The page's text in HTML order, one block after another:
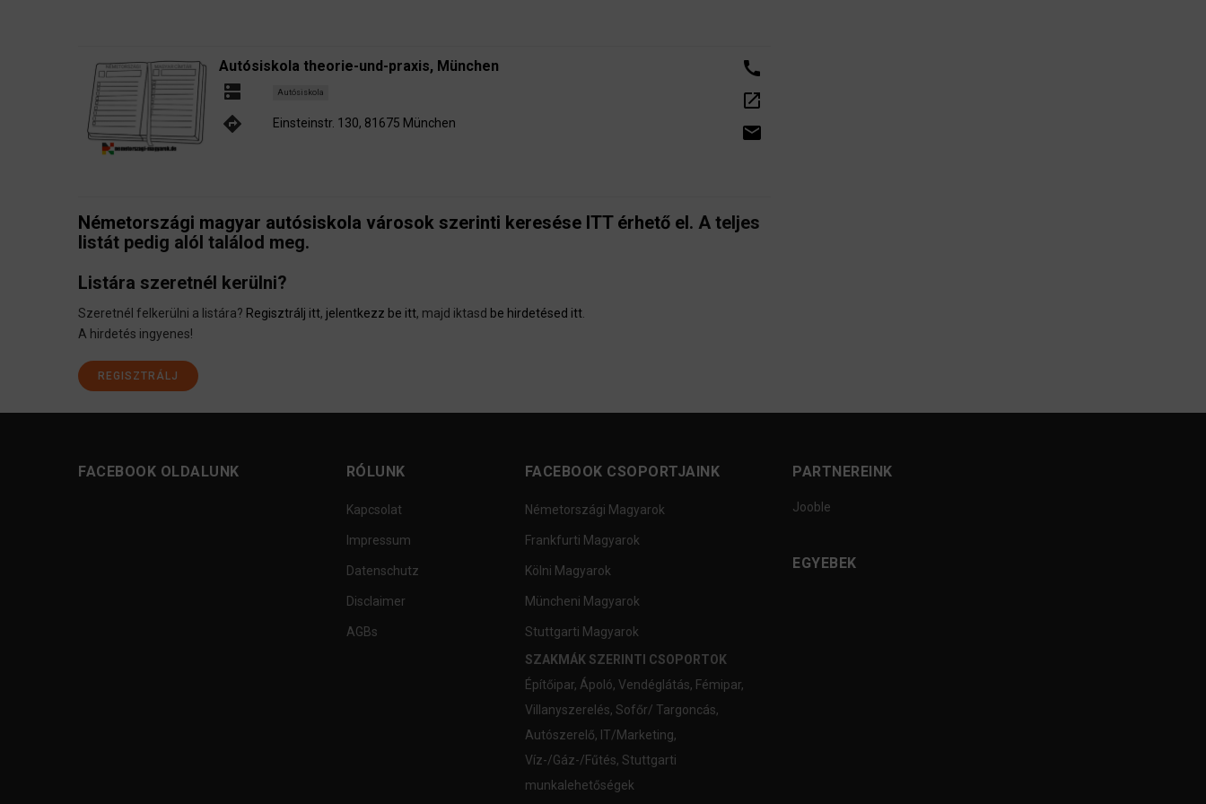
Autósiskola theorie-und-praxis, München
dns Autósiskola
directions Einsteinstr. 130, 81675 München
call
open_in_new
email
Németországi magyar autósiskola városok szerinti keresése ITT érhető el. A teljes
listát pedig alól találod meg.
Listára szeretnél kerülni?
Szeretnél felkerülni a listára? Regisztrálj itt, jelentkezz be itt, majd iktasd be hirdetésed itt
A hirdetés ingyenes!
REGISZTRÁLJ
FACEBOOK OLDALUNK RÓLUNK
Kapcsolat
Impressum
Datenschutz
Disclaimer
AGBs
FACEBOOK CSOPORTJAINK
Németországi Magyarok
Frankfurti Magyarok
Kölni Magyarok
Müncheni Magyarok
Stuttgarti Magyarok
SZAKMÁK SZERINTI CSOPORTOK
Építőipar, Ápoló, Vendéglátás, Fémipar,
Villanyszerelés, Sofőr/ Targoncás,
Autószerelő, IT/Marketing,
Víz-/Gáz-/Fűtés, Stuttgarti
munkalehetőségek
PARTNEREINK
Jooble
EGYEBEK